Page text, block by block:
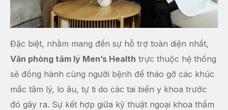
Đặc biệt, nhằm mang đến sự hỗ trợ toàn diện nhất,
Văn phòng tâm lý Men’s Health trực thuộc hệ thống
sẽ đồng hành cùng người bệnh để tháo gỡ các khúc
mắc tâm lý, lo âu, tự ti do các tai biến y khoa trước
đó gây ra. Sự kết hợp giữa kỹ thuật ngoại khoa thẩm